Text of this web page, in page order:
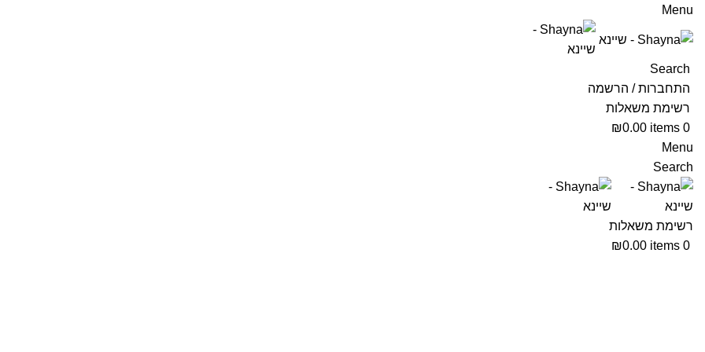
Menu
Search
התחברות / הרשמה
רשימת משאלות
0
items
₪0.00
Menu
Search
רשימת משאלות
0
items
₪0.00